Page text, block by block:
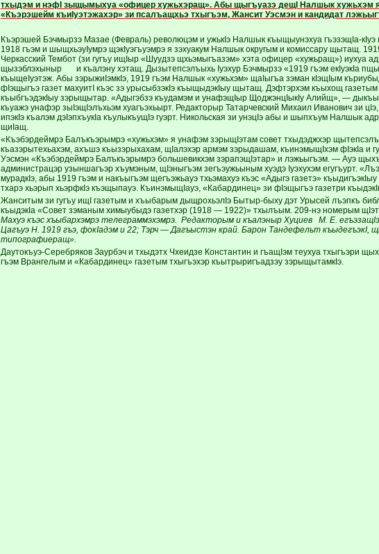
тхыдэм и нэфI зыщымыхуа «офицер хужьхэращ». Абы щыгъуазэ дещI Налшык хужьхэм
«Къэрэшейм къиIуэтэжахэр» зи псалъащхьэ тхыгъэм, Жансит Уэсмэн и кандидат
Къэрэшей Бэчмырзэ Мазае (Февраль) революцэм и ужькIэ Налшык къыщыунэхуа гъэзэщIа-кIуэ
1918 гъэм и шыщхьэуIумрэ щэкIуэгъуэмрэ я зэхуакум Налшык округым и комиссару щытащ.
Черкасский Тембот (зи гугъу ищIыр «Шуудзэ щхьэмыгъазэм» хэта офицер «хужьращ») иухуа
щызэблэхыныр и къалэну хэтащ. Дызытепсэлъыхь Iуэхур Бэчмырзэ «1919 гъэм екIуэкIа
къыщеIуэтэж. Абы зэрыжиIэмкIэ, 1919 гъэм Налшык «хужьхэм» щаIыгъа зэман кIэщIым
фIэщыгъэ газет махуитI къэс зэ урысыбзэкIэ къыщыдэкIыу щытащ. Дэфтэрхэм къыхощ
къыбгъэдэкIыу зэрыщытар. «Адыгэбзэ къудамэм и унафэщIыр ЩоджэнцIыкIу Алийщ», —
къуажэ унафэр зыIэщIэлъхьэм хуагъэхьырт. Редакторыр Татарчевский Михаил Иванович зи
ипэкIэ къалэм дэIэпхъукIа къулыкъущIэ гуэрт. Никольская зи унэцIэ абы и шыпхъум Налшык
щиIащ.
«Къэбэрдеймрэ Балъкъэрымрэ «хужьхэм» я унафэм зэрыщIэтам совет тхыдэджхэр
къазэрытехьахэм, ахъшэ къызэрыхахам, щIалэхэр армэм зэрыдашам, къинэмыщIхэм фIэкIа и
Уэсмэн «Къэбэрдеймрэ Балъкъэрымрэ большевикхэм зэрапэщIэтар» и лэжьыгъэм. — Ауэ
администрацэр узыншагъэр хъумэным, щIэныгъэм зегъэужьыным хуэдэ Iуэхухэм егугъурт.
мурадкIэ, абы 1919 гъэм и накъыгъэм щегъэжьауэ тхьэмахуэ къэс «Адыгэ газетэ»
тхарэ хьэрып хьэрфкIэ къэщыпауэ. КъинэмыщIауэ, «Кабардинец» зи фIэщыгъэ газетри
Жанситым зи гугъу ищI газетым и хъыбарым дыщрохьэлIэ Бытыр-быху дэт Урысей лъэпкъ
къыдэкIа «Совет зэманым химыубыдэ газетхэр (1918 — 1922)» тхылъым. 209-нэ номерым
Махуэ къэс хъыбархэмрэ телеграммэхэмрэ. Редакторым и къалэныр Хуциев М. Е.
Цагъуэ Н. 1919 гъэ, фокIадэм и 22; Тэрч — Дагъыстэн край. Барон Тандефельт къыдегъэкI,
типографиеращ».
Даутокъуэ-Серебряков Заурбэч и тхыдэтх Чхеидзе Константин и гъащIэм теухуа тхыгъэри
гъэм Врангелым и «Кабардинец» газетым тхыгъэхэр къытрыригъадзэу зэрыщытамкIэ.